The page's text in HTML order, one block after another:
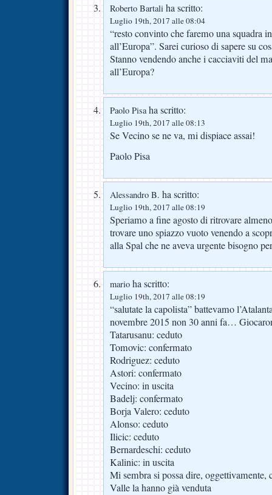
Roberto Bartali ha scritto:
Luglio 19th, 2017 alle 08:04
“resto convinto che faremo una squadra
all’Europa”. Sarei curioso di sapere su
Stanno vendendo anche i cacciaviti del
all’Europa?
Paolo Pisaha scritto:
Luglio 19th, 2017 alle 08:13
Se Vecino se ne va, mi dispiace assai!
Paolo Pisa
Alessandro B. ha scritto:
Luglio 19th, 2017 alle 08:19
Speriamo a fine agosto di ritrovare
trovare uno spiazzo vuoto venendo a
alla Spal che ne aveva urgente bisogno
mario ha scritto:
Luglio 19th, 2017 alle 08:19
“salutate la capolista” battevamo
novembre 2015 non 30 anni fa…
Tatarusanu: ceduto
Tomovic: confermato
Rodriguez: ceduto
Astori: confermato
Vecino: in uscita
Badelj: confermato
Borja Valero: ceduto
Alonso: ceduto
Ilicic: ceduto
Bernardeschi: ceduto
Kalinic: in uscita
Mi sembra si possa dire,
Valle la hanno già venduta